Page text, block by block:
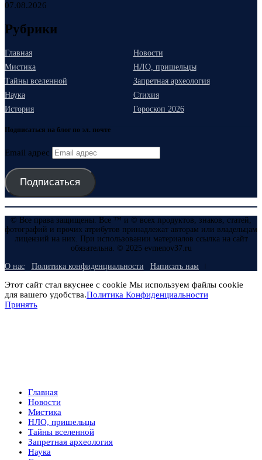
07.08.2026
Рубрики
Главная
Новости
Мистика
НЛО, пришельцы
Тайны вселенной
Запретная археология
Наука
Стихия
История
Гороскоп 2026
Подписаться на блог по эл. почте
Email адрес
Подписаться
© Все права защищены. Все ™ и © всех продуктов, знаков, статей,
фотографий и прочих атрибутов принадлежат авторам или владельцам
лицензий на них. При использовании материалов ссылка на сайт
обязательна. © 2025 evmenov37.ru
О нас Политика конфиденциальности Написать нам
Этот сайт стал вкуснее с cookie Мы используем файлы cookie
для вашего удобства.Политика Конфиденциальности
Принять
Главная
Новости
Мистика
НЛО, пришельцы
Тайны вселенной
Запретная археология
Наука